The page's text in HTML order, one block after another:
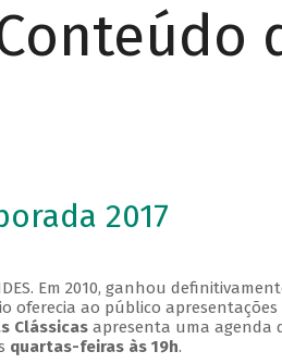
2017
Em 2010, ganhou
oferecia ao público
Clássicasapresenta uma agenda
quartas-feiras às 19h.